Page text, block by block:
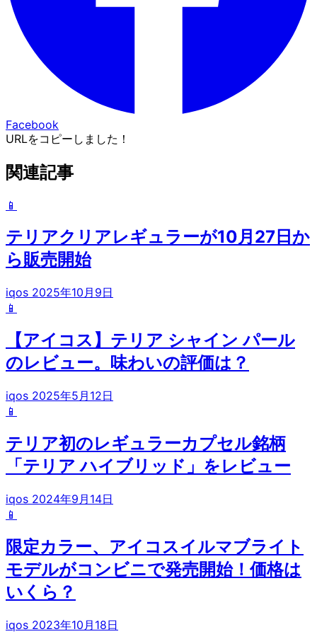
Facebook
URLをコピーしました！
関連記事
📱
テリアクリアレギュラーが10月27日か
ら販売開始
iqos 2025年10月9日
📱
【アイコス】テリア シャイン パール
のレビュー。味わいの評価は？
iqos 2025年5月12日
📱
テリア初のレギュラーカプセル銘柄
「テリア ハイブリッド」をレビュー
iqos 2024年9月14日
📱
限定カラー、アイコスイルマブライト
モデルがコンビニで発売開始！価格は
いくら？
iqos 2023年10月18日